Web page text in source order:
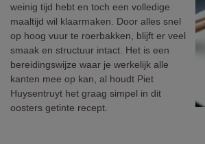
weinig tijd hebt en toch een volledige
maaltijd wil klaarmaken. Door alles snel
op hoog vuur te roerbakken, blijft er veel
smaak en structuur intact. Het is een
bereidingswijze waar je werkelijk alle
kanten mee op kan, al houdt Piet
Huysentruyt het graag simpel in dit
oosters getinte recept.